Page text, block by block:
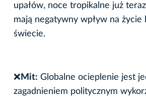
upałów, noce tropikalne już
mają negatywny wpływ na życie
świecie.
❌ Mit: Globalne ocieplenie jest
zagadnieniem politycznym